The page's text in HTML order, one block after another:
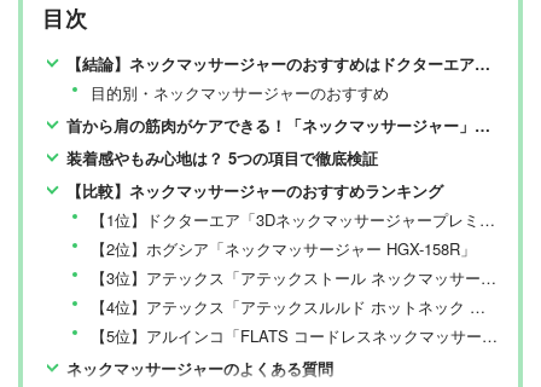
目次
【結論】ネックマッサージャーのおすすめはドクターエア【MONOQLOが検証】
目的別・ネックマッサージャーのおすすめ
首から肩の筋肉がケアできる！「ネックマッサージャー」の魅力
装着感やもみ心地は？ 5つの項目で徹底検証
【比較】ネックマッサージャーのおすすめランキング
【1位】ドクターエア「3Dネックマッサージャープレミアム」
【2位】ホグシア「ネックマッサージャー HGX-158R」
【3位】アテックス「アテックストール ネックマッサージャー ハンズフリー AX-HP165」
【4位】アテックス「アテックスルルド ホットネック マッサージピロー AX-HP392」
【5位】アルインコ「FLATS コードレスネックマッサージャー MCF100」
ネックマッサージャーのよくある質問